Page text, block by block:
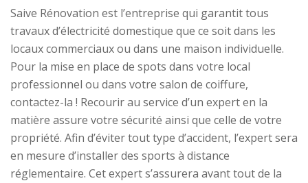
Saive Rénovation est l’entreprise qui garantit tous
travaux d’électricité domestique que ce soit dans les
locaux commerciaux ou dans une maison individuelle.
Pour la mise en place de spots dans votre local
professionnel ou dans votre salon de coiffure,
contactez-la ! Recourir au service d’un expert en la
matière assure votre sécurité ainsi que celle de votre
propriété. Afin d’éviter tout type d’accident, l’expert sera
en mesure d’installer des sports à distance
réglementaire. Cet expert s’assurera avant tout de la